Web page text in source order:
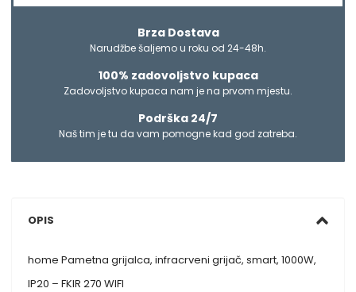
Brza Dostava
Narudžbe šaljemo u roku od 24-48h.
100% zadovoljstvo kupaca
Zadovoljstvo kupaca nam je na prvom mjestu.
Podrška 24/7
Naš tim je tu da vam pomogne kad god zatreba.
OPIS
home Pametna grijalca, infracrveni grijač, smart, 1000W,
IP20 – FKIR 270 WIFI